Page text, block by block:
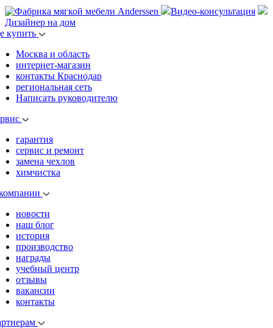
Видео-консультация
Дизайнер на дом
купить
Москва и область
интернет-магазин
контакты Краснодар
региональная сеть
Написать руководителю
гарантия
сервис и ремонт
замена чехлов
химчистка
новости
наш блог
история
производство
награды
учебный центр
отзывы
вакансии
контакты